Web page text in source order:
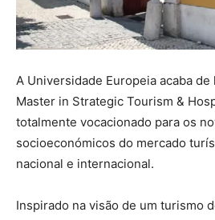
A Universidade Europeia acaba de
Master in Strategic Tourism &
totalmente vocacionado para os
socioeconómicos do mercado
nacional e internacional.
Inspirado na visão de um turismo